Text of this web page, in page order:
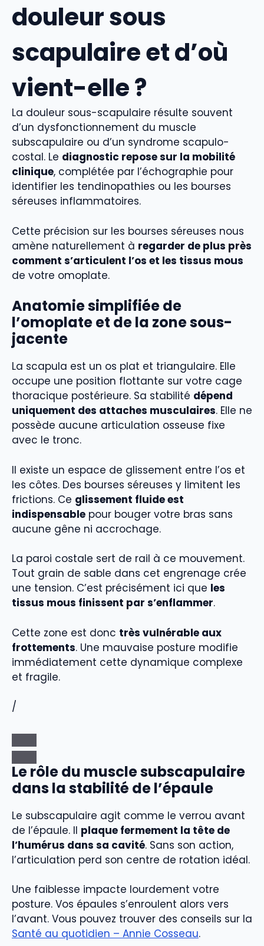
douleur sous
scapulaire et d’où
vient-elle ?
La douleur sous-scapulaire résulte souvent
d’un dysfonctionnement du muscle
subscapulaire ou d’un syndrome scapulo-
costal. Le diagnostic repose sur la mobilité
clinique, complétée par l’échographie pour
identifier les tendinopathies ou les bourses
séreuses inflammatoires.
Cette précision sur les bourses séreuses nous
amène naturellement à regarder de plus près
comment s’articulent l’os et les tissus mous
de votre omoplate.
Anatomie simplifiée de
l’omoplate et de la zone sous-
jacente
La scapula est un os plat et triangulaire. Elle
occupe une position flottante sur votre cage
thoracique postérieure. Sa stabilité dépend
uniquement des attaches musculaires. Elle ne
possède aucune articulation osseuse fixe
avec le tronc.
Il existe un espace de glissement entre l’os et
les côtes. Des bourses séreuses y limitent les
frictions. Ce glissement fluide est
indispensable pour bouger votre bras sans
aucune gêne ni accrochage.
La paroi costale sert de rail à ce mouvement.
Tout grain de sable dans cet engrenage crée
une tension. C’est précisément ici que les
tissus mous finissent par s’enflammer.
Cette zone est donc très vulnérable aux
frottements. Une mauvaise posture modifie
immédiatement cette dynamique complexe
et fragile.
/
Le rôle du muscle subscapulaire
dans la stabilité de l’épaule
Le subscapulaire agit comme le verrou avant
de l’épaule. Il plaque fermement la tête de
l’humérus dans sa cavité. Sans son action,
l’articulation perd son centre de rotation idéal.
Une faiblesse impacte lourdement votre
posture. Vos épaules s’enroulent alors vers
l’avant. Vous pouvez trouver des conseils sur la
Santé au quotidien – Annie Cosseau.